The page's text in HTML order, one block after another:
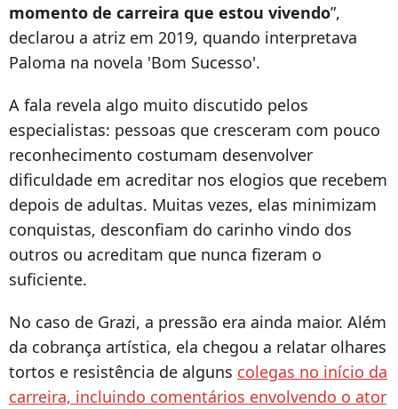
momento de carreira que estou vivendo”,
declarou a atriz em 2019, quando interpretava
Paloma na novela 'Bom Sucesso'.
A fala revela algo muito discutido pelos
especialistas: pessoas que cresceram com pouco
reconhecimento costumam desenvolver
dificuldade em acreditar nos elogios que recebem
depois de adultas. Muitas vezes, elas minimizam
conquistas, desconfiam do carinho vindo dos
outros ou acreditam que nunca fizeram o
suficiente.
No caso de Grazi, a pressão era ainda maior. Além
da cobrança artística, ela chegou a relatar olhares
tortos e resistência de alguns colegas no início da
carreira, incluindo comentários envolvendo o ator